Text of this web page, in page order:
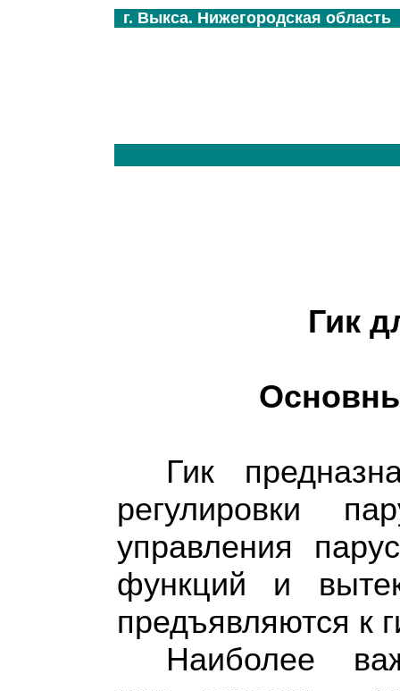
г. Выкса. Нижегородская область
Гик
Гик
регулировки
управления
функций и
предъявляются к
Наиболее